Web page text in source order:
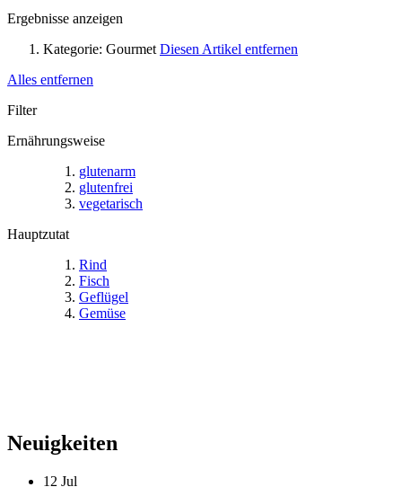
Ergebnisse anzeigen
Kategorie: Gourmet Diesen Artikel entfernen
Alles entfernen
Filter
Ernährungsweise
glutenarm
glutenfrei
vegetarisch
Hauptzutat
Rind
Fisch
Geflügel
Gemüse
Neuigkeiten
12 Jul